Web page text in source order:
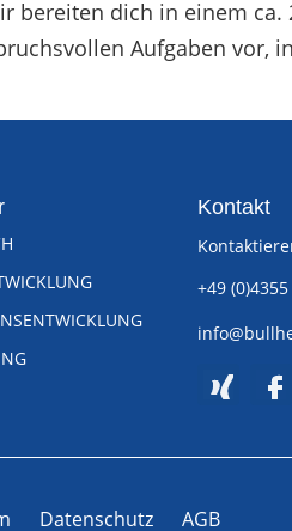
bereiten dich in einem ca.
Aufgaben vor,
Kontakt
+49
Datenschutz AGB